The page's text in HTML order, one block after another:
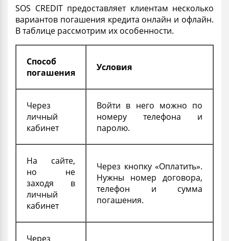
SOS CREDIT предоставляет клиентам несколько
вариантов погашения кредита онлайн и офлайн.
В таблице рассмотрим их особенности.
Способ
погашения
Условия
Через
личный
кабинет
Войти в него можно по
номеру телефона и
паролю.
На сайте,
но не
заходя в
личный
кабинет
Через кнопку «Оплатить».
Нужны номер договора,
телефон и сумма
погашения.
Через